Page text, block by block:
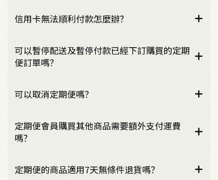
信用卡無法順利付款怎麼辦？
可以暫停配送及暫停付款已經下訂購買的定期
便訂單嗎？
可以取消定期便嗎？
定期便會員購買其他商品需要額外支付運費
嗎？
定期便的商品適用7天無條件退貨嗎？